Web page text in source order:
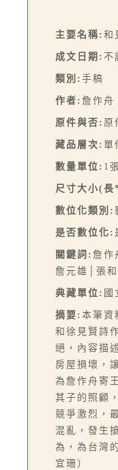
主要名稱: 和
成文日期: 不
類別: 手稿
作者: 詹作舟
原件與否: 原
藏品層次: 單
數量單位: 1
尺寸大小(
數位化類別:
是否數位化:
關鍵詞: 詹作
詹元雄│張
典藏單位: 國
摘要: 本筆資
和徐見賢詩
絕，內容描
房屋損壞，
為詹作舟寄
其子的照顧
競爭激烈，
混亂，發生
為，為台灣
宜珊）